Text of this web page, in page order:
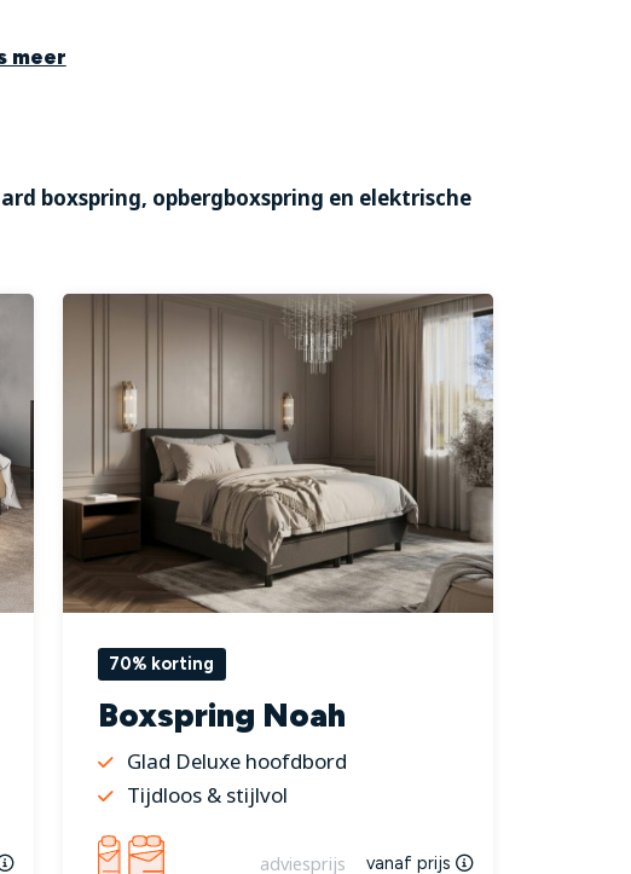
meer
boxspring, opbergboxspring en elektrische
70% korting
Boxspring Noah
Glad Deluxe hoofdbord
Tijdloos & stijlvol
adviesprijs vanaf prijs